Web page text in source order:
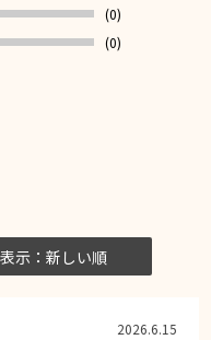
(0)
(0)
表示：新しい順
2026.6.15